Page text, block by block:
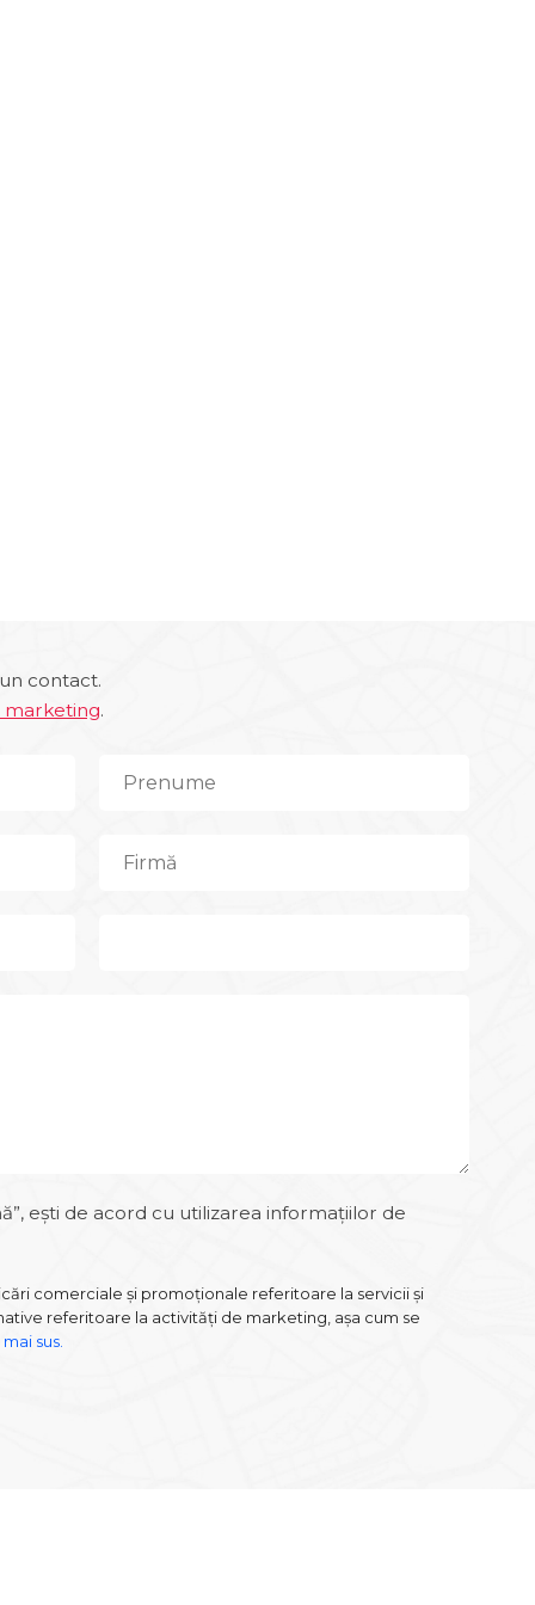
contact.
marketing.
ești de acord cu utilizarea informațiilor de
comerciale și promoționale referitoare la servicii și
referitoare la activități de marketing, așa cum se
sus.